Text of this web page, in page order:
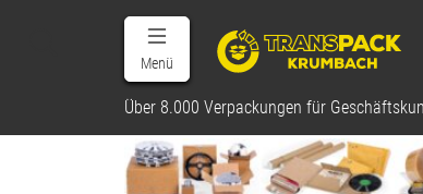
Menü
Über 8.000 Verpackungen für